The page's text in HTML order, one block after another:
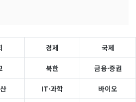
경제 국제
북한 금융·증권
IT·과학 바이오